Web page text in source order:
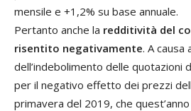
mensile e +1,2% su base annuale.
Pertanto anche la redditività del
risentito negativamente. A causa
dell’indebolimento delle quotazioni
per il negativo effetto dei prezzi
primavera del 2019, che